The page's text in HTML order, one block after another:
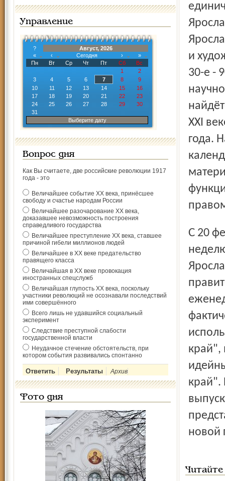
Управление
?
Август, 2026
«
‹ Сегодня ›
»
Пн
Вт Ср Чт Пт Сб
Вс
1
2
3
4 5 6 7 8
9
10
11 12 13 14 15
16
17
18 19 20 21 22
23
24
25 26 27 28 29
30
31
Выберите дату
Вопрос дня
Как Вы считаете, две российские революции 1917
года - это
Величайшее событие ХХ века, принёсшее
свободу и счастье народам России
Величайшее разочарование ХХ века,
доказавшее невозможность построения
справедливого государства
Величайшее преступление ХХ века, ставшее
причиной гибели миллионов людей
Величайшее в ХХ веке предательство
правящего класса
Величайшая в ХХ веке провокация
иностранных спецслужб
Величайшая глупость ХХ века, поскольку
участники революций не осознавали последствий
ими совершённого
Всего лишь не удавшийся социальный
эксперимент
Следствие преступной слабости
государственной власти
Неудачное стечение обстоятельств, при
котором события развивались спонтанно
Архив
Фото дня
и
30-е -
XXI
года.
С 20 февраля 2013 года в Ярославле два раза в
край",
край".
новой